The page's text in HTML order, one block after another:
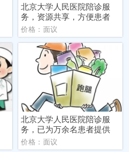
北京大学人民医院陪诊服
务，资源共享，方便患者
价格：面议
北京大学人民医院陪诊服
务，已为万余名患者提供
价格：面议